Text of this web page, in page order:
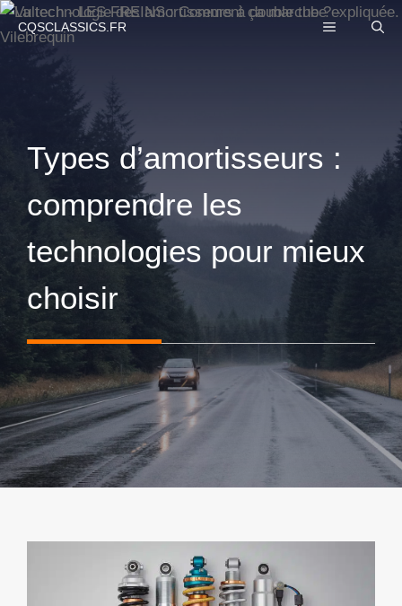
Aller
au
CQSCLASSICS.FR MENU
Types d’amortisseurs :
comprendre les
technologies pour mieux
choisir